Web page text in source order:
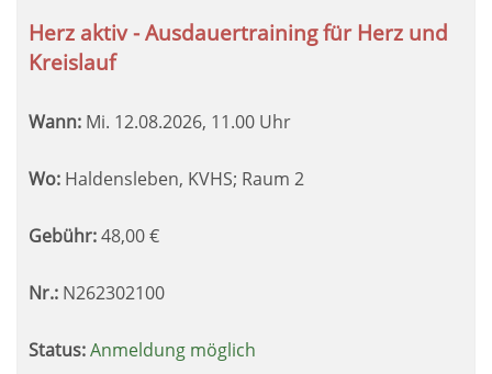
Herz aktiv - Ausdauertraining für Herz und
Kreislauf
Wann: Mi. 12.08.2026, 11.00 Uhr
Wo: Haldensleben, KVHS; Raum 2
Gebühr:48,00€
Nr.: N262302100
Status:Anmeldung möglich